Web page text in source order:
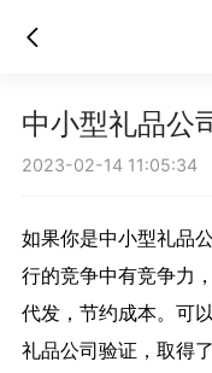
中小型礼品公
2023-02-14 11:05:34
如果你是中小型礼品
行的竞争中有竞争力
代发，节约成本。可
礼品公司验证，取得